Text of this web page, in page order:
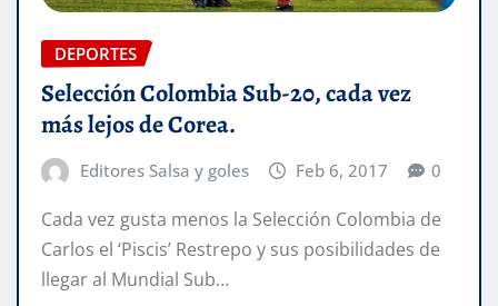
DEPORTES
Selección Colombia Sub-20, cada vez
más lejos de Corea.
Editores Salsa y goles Feb 6, 2017 0
Cada vez gusta menos la Selección Colombia de
Carlos el ‘Piscis’ Restrepo y sus posibilidades de
llegar al Mundial Sub…